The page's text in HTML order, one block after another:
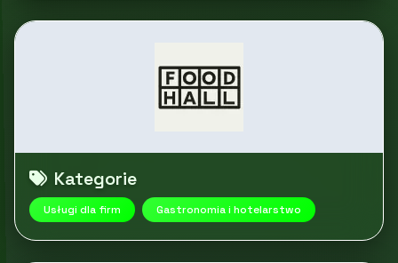
Kategorie
Usługi dla firm Gastronomia i hotelarstwo